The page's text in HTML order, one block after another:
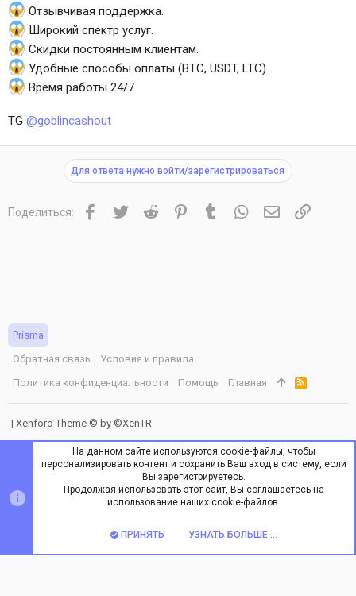
Отзывчивая поддержка.
Широкий спектр услуг.
Скидки постоянным клиентам.
Удобные способы оплаты (BTC, USDT, LTC).
Время работы 24/7
TG @goblincashout
Для ответа нужно войти/зарегистрироваться
Поделиться: Facebook
TwitterReddit PinterestTumblrWhatsAppЭлектронная
Ссылка
Prisma
Обратная связь
Условия и правила
Политика конфиденциальности
Помощь Главная
R
S
S
| Xenforo Theme © by ©XenTR
На данном сайте используются cookie-файлы, чтобы
персонализировать контент и сохранить Ваш вход в систему, если
Вы зарегистрируетесь.
Продолжая использовать этот сайт, Вы соглашаетесь на
использование наших cookie-файлов.
ПРИНЯТЬ УЗНАТЬ БОЛЬШЕ....